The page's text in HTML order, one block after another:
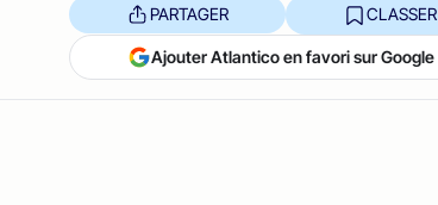
PARTAGER CLASSER
Ajouter Atlantico en favori sur Google